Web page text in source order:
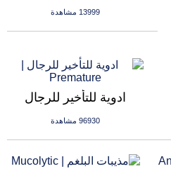
13999 مشاهدة
ادوية للتأخير للرجال
96930 مشاهدة